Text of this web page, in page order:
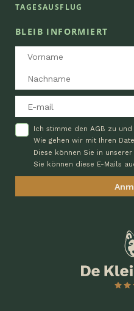
TAGESAUSFLUG
BLEIB INFORMIERT
Ich stimme den AGB zu
Wie gehen wir mit Ihren
Diese können Sie in unserer
Sie können diese E-Mails